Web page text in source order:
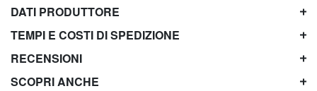
DATI PRODUTTORE
TEMPI E COSTI DI SPEDIZIONE
RECENSIONI
SCOPRI ANCHE